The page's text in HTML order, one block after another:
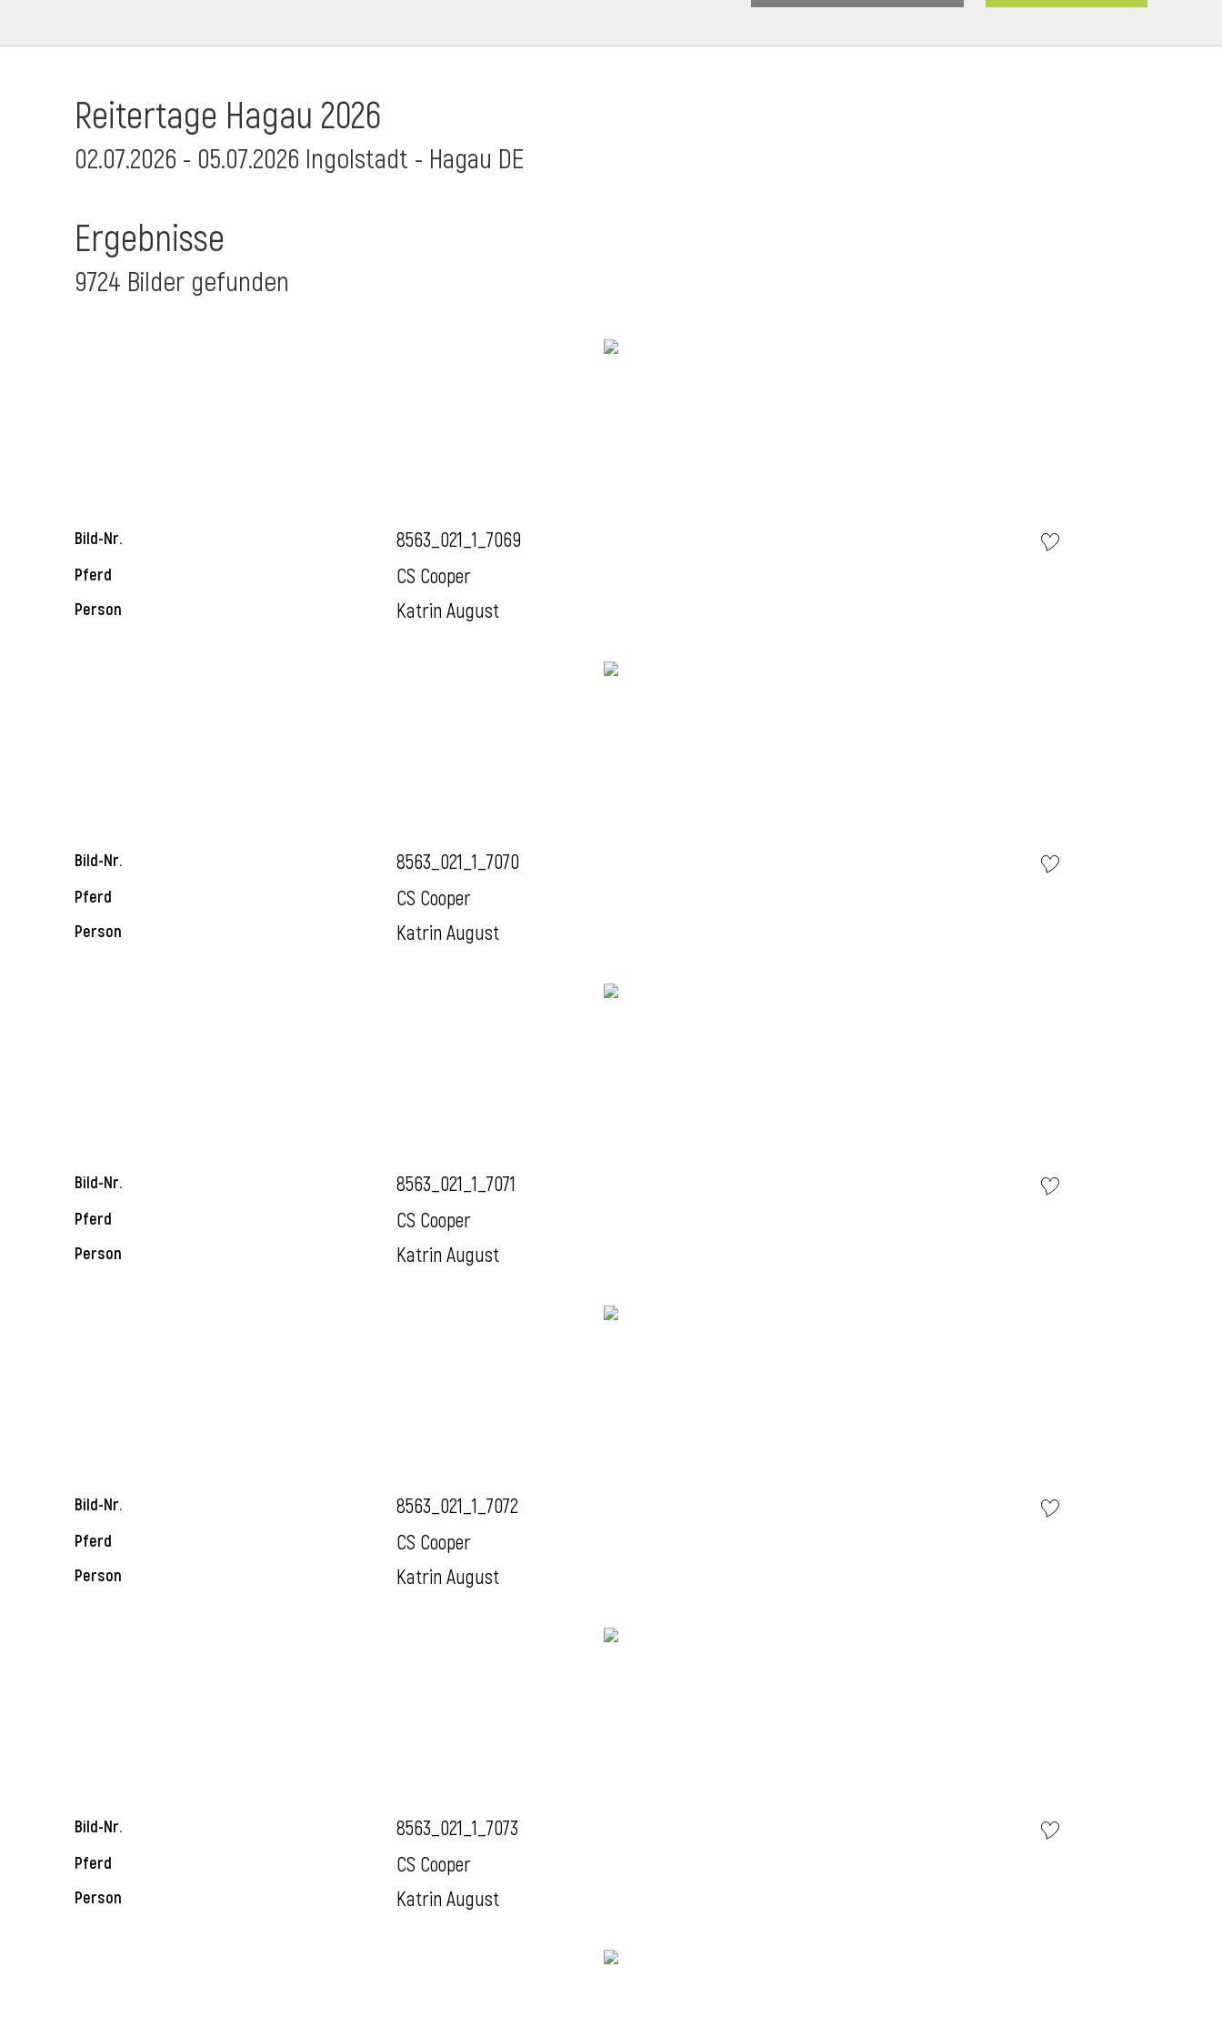
Reitertage Hagau 2026
02.07.2026 - 05.07.2026 Ingolstadt - Hagau DE
Ergebnisse
9724 Bilder gefunden
Bild-Nr. 8563_021_1_7069
Pferd CS Cooper
Person Katrin August
Bild-Nr. 8563_021_1_7070
Pferd CS Cooper
Person Katrin August
Bild-Nr. 8563_021_1_7071
Pferd CS Cooper
Person Katrin August
Bild-Nr. 8563_021_1_7072
Pferd CS Cooper
Person Katrin August
Bild-Nr. 8563_021_1_7073
Pferd CS Cooper
Person Katrin August